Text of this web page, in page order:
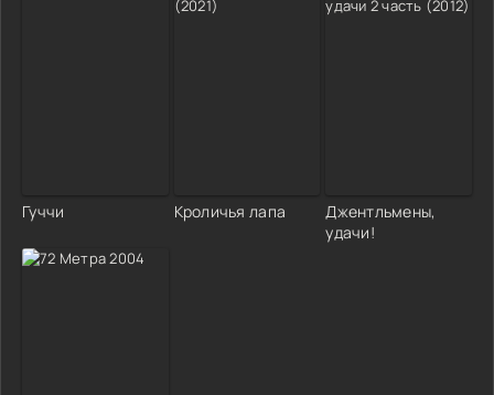
Гуччи Кроличья лапа
Джентльмены,
удачи!